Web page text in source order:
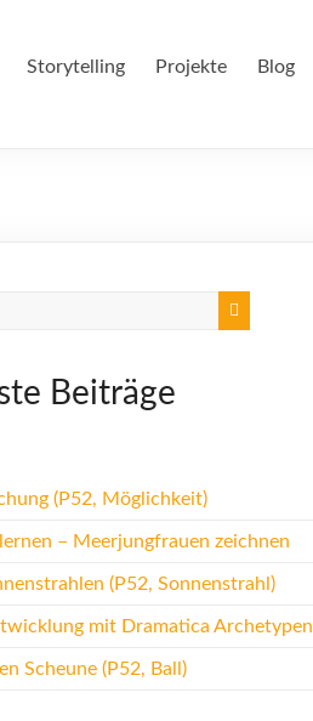
Storytelling Projekte Blog
Beiträge
(P52, Möglichkeit)
– Meerjungfrauen zeichnen
(P52, Sonnenstrahl)
mit Dramatica Archetypen
Scheune (P52, Ball)